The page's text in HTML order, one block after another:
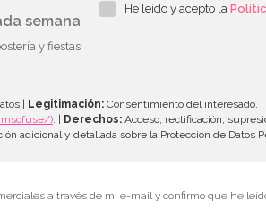
semana
y fiestas
He leído y acepto la
| Legitimación: Consentimiento del interesado. |
) . | Derechos: Acceso, rectificación,
adicional y detallada sobre la Protección de Datos
a través de mi e-mail y confirmo que he